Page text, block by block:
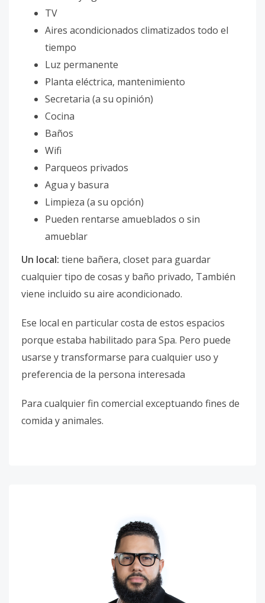
TV
Aires acondicionados climatizados todo el
tiempo
Luz permanente
Planta eléctrica, mantenimiento
Secretaria (a su opinión)
Cocina
Baños
Wifi
Parqueos privados
Agua y basura
Limpieza (a su opción)
Pueden rentarse amueblados o sin
amueblar
Un local: tiene bañera, closet para guardar
cualquier tipo de cosas y baño privado, También
viene incluido su aire acondicionado.
Ese local en particular costa de estos espacios
porque estaba habilitado para Spa. Pero puede
usarse y transformarse para cualquier uso y
preferencia de la persona interesada
Para cualquier fin comercial exceptuando fines de
comida y animales.